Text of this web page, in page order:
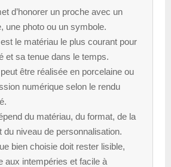
d’honorer un proche avec un
une photo ou un symbole.
le matériau le plus courant pour
et sa tenue dans le temps.
être réalisée en porcelaine ou
numérique selon le rendu
du matériau, du format, de la
du niveau de personnalisation.
bien choisie doit rester lisible,
aux intempéries et facile à